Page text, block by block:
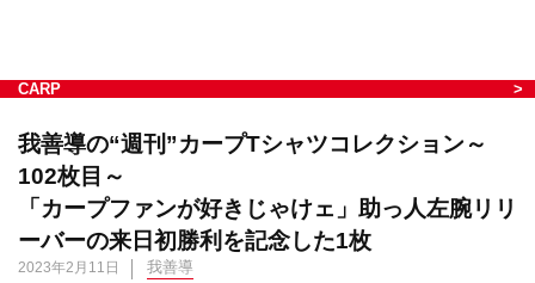
CARP
我善導の“週刊”カープTシャツコレクション～
102枚目～
「カープファンが好きじゃけェ」助っ人左腕リリ
ーバーの来日初勝利を記念した1枚
2023年2月11日 我善導